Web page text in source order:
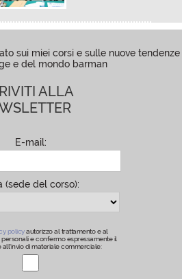
sui miei corsi e sulle nuove tendenze
e del mondo barman
ALLA
E-mail:
(sede del corso):
policyautorizzo al trattamento e al
personali e confermo espressamente il
di materiale commerciale: